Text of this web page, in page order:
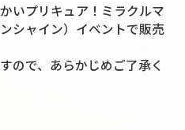
いプリキュア！ミラクルマ
シャイン）イベントで販売
ので、あらかじめご了承く